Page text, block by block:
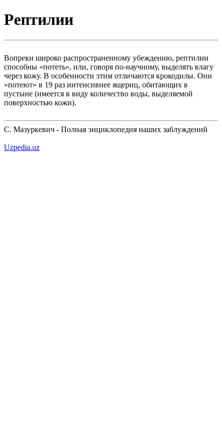
Рептилии
Вопреки широко распространенному убеждению, рептилии
способны «потеть», или, говоря по-научному, выделять влагу
через кожу. В особенности этим отличаются крокодилы. Они
«потеют» в 19 раз интенсивнее ящериц, обитающих в
пустыне (имеется в виду количество воды, выделяемой
поверхностью кожи).
С. Мазуркевич - Полная энциклопедия наших заблуждений
Uzpedia.uz